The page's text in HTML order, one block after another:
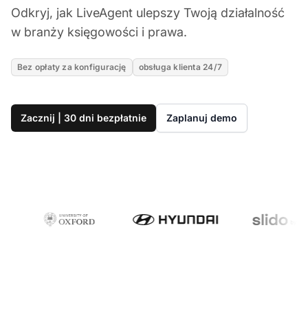
Odkryj, jak LiveAgent ulepszy Twoją działalność
w branży księgowości i prawa.
Bez opłaty za konfigurację obsługa klienta 24/7
Zacznij | 30 dni bezpłatnie Zaplanuj demo